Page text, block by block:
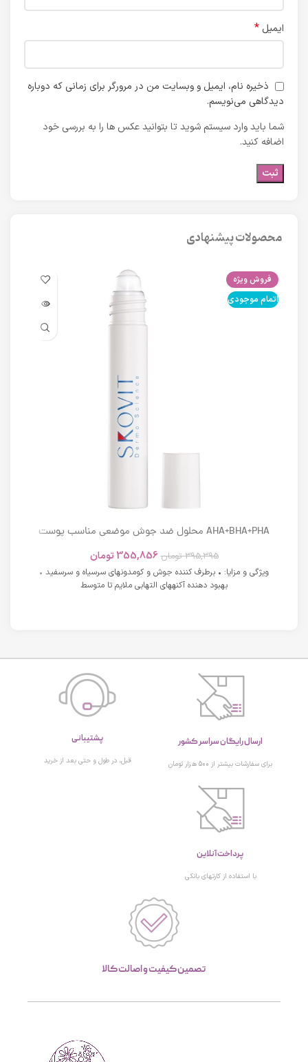
ایمیل *
ذخیره نام، ایمیل و وبسایت من در مرورگر برای زمانی که دوباره
دیدگاهی می‌نویسم.
شما باید وارد سیستم شوید تا بتوانید عکس ها را به بررسی خود
اضافه کنید.
محصولات پیشنهادی
فروش ویژه
اتمام موجودی
AHA+BHA+PHA محلول ضد جوش موضعی مناسب پوست
395,395 تومان 355,856 تومان
ویژگی و مزایا: • برطرف کننده جوش و کومدونهای سرسیاه و سرسفید •
بهبود دهنده آکنههای التهابی ملایم تا متوسط
ارسال رایگان سراسر کشور
برای سفارشات بیشتر از 500 هزار تومان
پشتیبانی
قبل، در طول و حتی بعد از خرید
پرداخت آنلاین
با استفاده از کارتهای بانکی
تصمین کیفیت و اصالت کالا